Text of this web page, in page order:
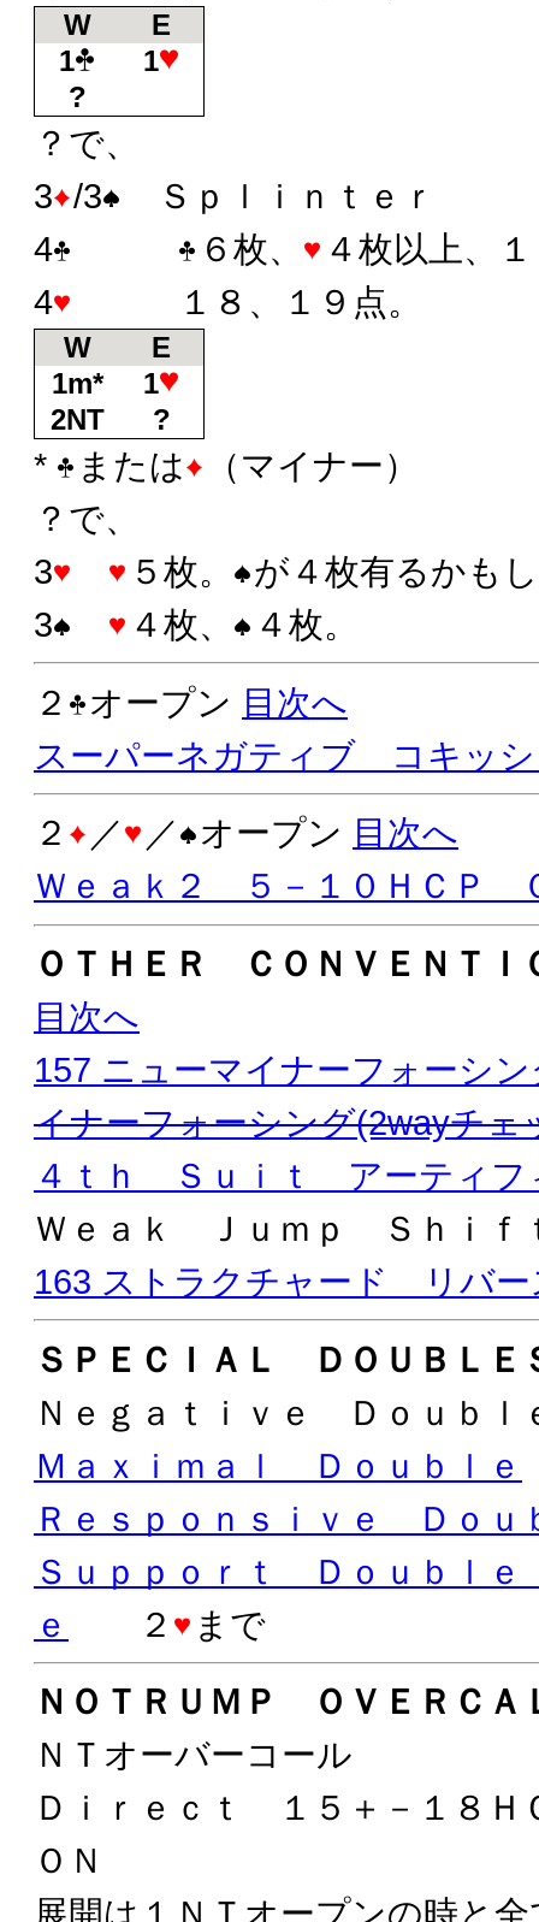
W
E
1
1
?
？で、
3 /3
Ｓｐｌｉｎｔｅｒ
4
６枚、
４枚以上、
4
１８、１９点。
W
E
1m*
1
2NT
?
* または
（マイナー）
？で、
3
５枚。
が４枚有るかも
3
４枚、
４枚。
２
オープン 目次へ
スーパーネガティブ コキッ
２
／ ／ オープン 目次へ
Ｗｅａｋ２ ５－１０ＨＣＰ
ＯＴＨＥＲ ＣＯＮＶＥＮＴ
目次へ
157 ニューマイナーフォーシン
イナーフォーシング(2wayチェ
４ｔｈ Ｓｕｉｔ アーティ
Ｗｅａｋ Ｊｕｍｐ Ｓｈｉ
163 ストラクチャード リバー
ＳＰＥＣＩＡＬ ＤＯＵＢＬＥ
Ｎｅｇａｔｉｖｅ Ｄｏｕ
Ｍａｘｉｍａｌ Ｄｏｕｂｌｅ
Ｒｅｓｐｏｎｓｉｖｅ Ｄｏｕ
Ｓｕｐｐｏｒｔ Ｄｏｕｂｌ
ｅ
２
まで
ＮＯＴＲＵＭＰ ＯＶＥＲＣＡ
ＮＴオーバーコール
Ｄｉｒｅｃｔ １５＋－１８
ＯＮ
展開は１ＮＴオープンの時と